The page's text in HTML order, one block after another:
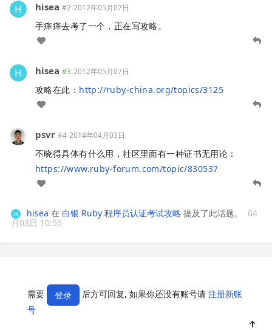
hisea #2 2012年05月07日
手痒痒去考了一个，正在写攻略。
hisea #3 2012年05月07日
攻略在此： http://ruby-china.org/topics/3125
psvr #4 2014年04月03日
不晓得具体有什么用，社区里面有一种证书无用论：
https://www.ruby-forum.com/topic/830537
hisea 在 白银 Ruby 程序员认证考试攻略 提及了此话题。
04
月03日 10:56
需要 登录 后方可回复, 如果你还没有账号请 注册新账
号